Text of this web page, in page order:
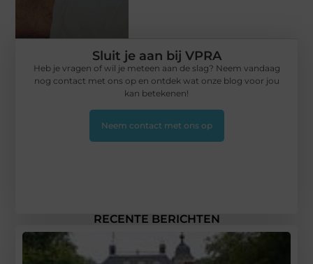
RECENTE BERICHTEN
Sluit je aan bij VPRA
Heb je vragen of wil je meteen aan de slag? Neem vandaag
nog contact met ons op en ontdek wat onze blog voor jou
kan betekenen!
Neem contact met ons op